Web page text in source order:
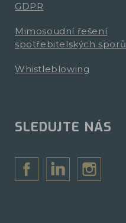
GDPR
Mimosoudní řešení
spotřebitelských sporů
Whistleblowing
SLEDUJTE NÁS